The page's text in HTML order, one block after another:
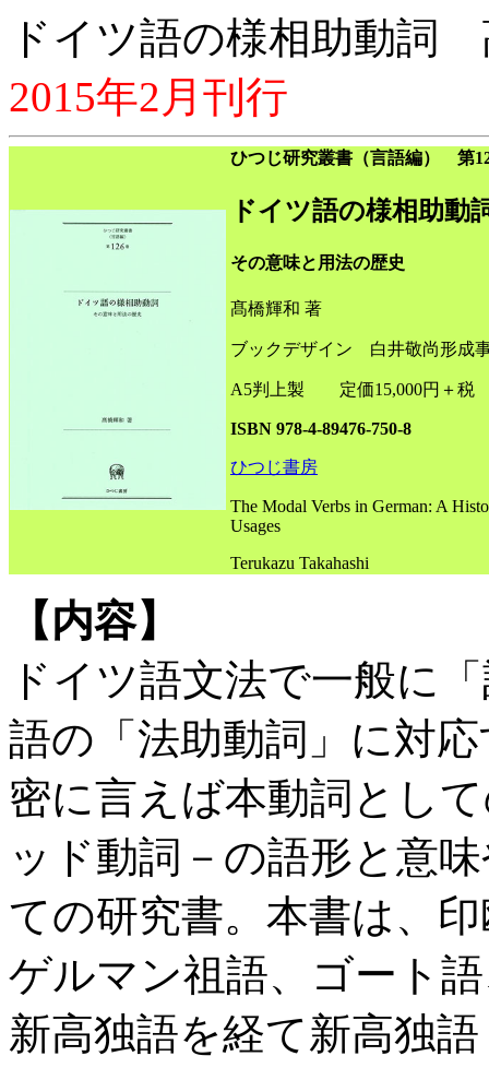
ドイツ語の様相助動詞
2015年2月刊行
ひつじ研究叢書（言語編） 第
ドイツ語の様相助動
その意味と用法の歴史
髙橋輝和 著
ブックデザイン 白井敬尚形成
A5判上製 定価15,000円＋税
ISBN 978-4-89476-750-8
ひつじ書房
The Modal Verbs in German: A
Usages
Terukazu Takahashi
【内容】
ドイツ語文法で一般に
語の「法助動詞」に対
密に言えば本動詞とし
ッド動詞－の語形と意
ての研究書。本書は、
ゲルマン祖語、ゴート
新高独語を経て新高独